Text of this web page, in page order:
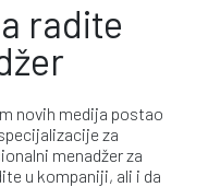
radite
novih medija postao
za
menadžer za
u kompaniji, ali i da